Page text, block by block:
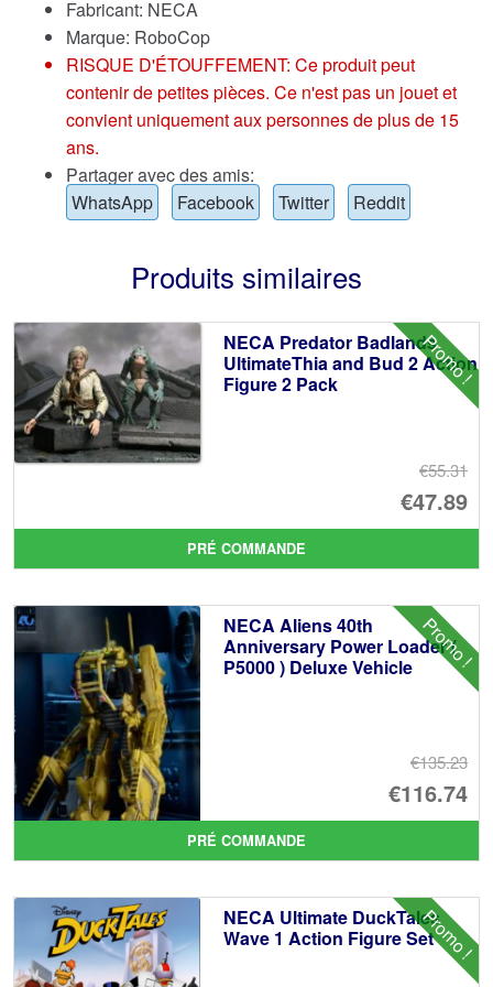
Fabricant: NECA
Marque: RoboCop
RISQUE D'ÉTOUFFEMENT: Ce produit peut
contenir de petites pièces. Ce n'est pas un jouet et
convient uniquement aux personnes de plus de 15
ans.
Partager avec des amis:
WhatsApp
Facebook Twitter Reddit
Produits similaires
Promo !
NECA Predator Badlands
UltimateThia and Bud 2 Action
Figure 2 Pack
€55.31
Le
€47.89
Le
PRÉ COMMANDE
Promo !
NECA Aliens 40th
Anniversary Power Loader (
P5000 ) Deluxe Vehicle
€135.23
Le
€116.74
Le
PRÉ COMMANDE
Promo !
NECA Ultimate DuckTales
Wave 1 Action Figure Set